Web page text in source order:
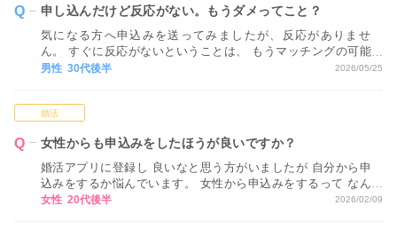
申し込んだけど反応がない。もうダメってこと？
気になる方へ申込みを送ってみましたが、反応がありませ
ん。 すぐに反応がないということは、 もうマッチングの可能
性はないということでしょうか…？
男性 30代後半 2026/05/25
婚活
女性からも申込みをしたほうが良いですか？
婚活アプリに登録し 良いなと思う方がいましたが 自分から申
込みをするか悩んでいます。 女性から申込みをするって なん
だか気恥ずかしく感じてしまいます。
女性 20代後半 2026/02/09